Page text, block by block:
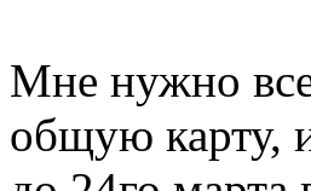
Мне нужно
общую карту,